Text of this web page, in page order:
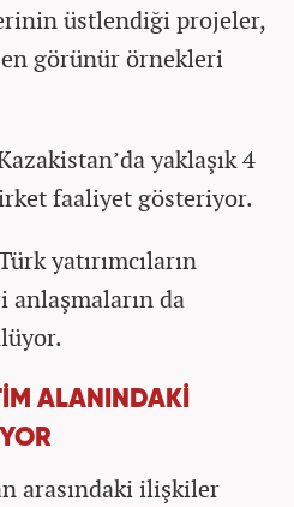
üstlendiği projeler,
görünür örnekleri
yaklaşık 4
faaliyet gösteriyor.
yatırımcıların
anlaşmaların da
ALANINDAKİ
arasındaki ilişkiler